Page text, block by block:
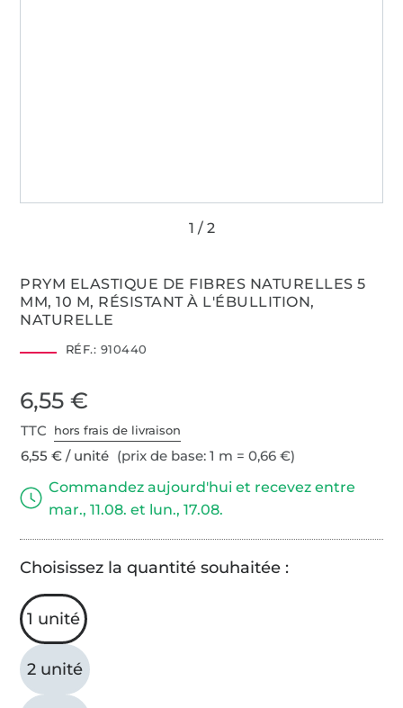
PRYM ELASTIQUE DE FIBRES NATURELLES 5
MM, 10 M, RÉSISTANT À L'ÉBULLITION,
NATURELLE
RÉF.: 910440
6,55 €
TTC hors frais de livraison
6,55 € / unité (prix de base: 1 m = 0,66 €)
Commandez aujourd'hui et recevez entre
mar., 11.08. et lun., 17.08.
Choisissez la quantité souhaitée :
1 unité
2 unité